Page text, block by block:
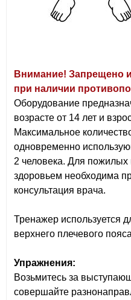
Внимание! Запрещено
при наличии
Оборудование
возрасте от 14 лет и
Максимальное
одновременно
2 человека. Для
здоровьем необходима
консультация врача.
Тренажер используется
верхнего плечевого
Упражнения:
Возьмитесь за
совершайте